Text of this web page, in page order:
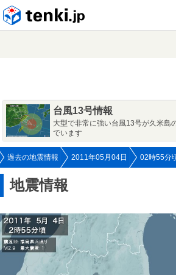
台風13号情報
大型で非常に強い台風13号が久米島
でいます
過去の地震情報 2011年05月04日 02時55分
地震情報